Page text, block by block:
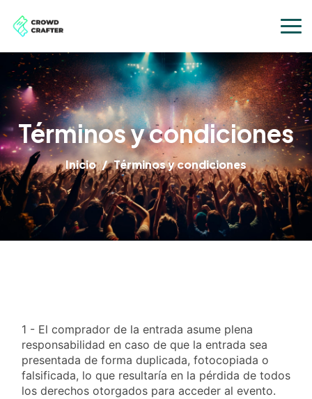
Términos y condiciones
Inicio Términos y condiciones
1 - El comprador de la entrada asume plena
responsabilidad en caso de que la entrada sea
presentada de forma duplicada, fotocopiada o
falsificada, lo que resultaría en la pérdida de todos
los derechos otorgados para acceder al evento.